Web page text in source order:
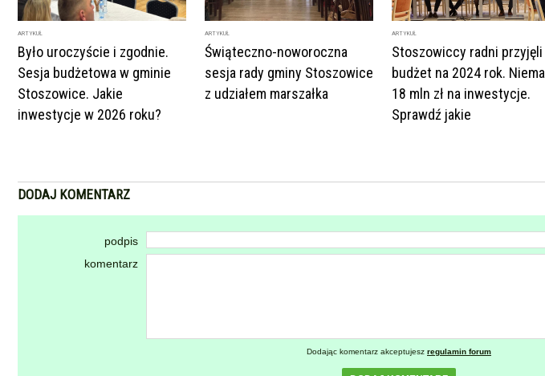
ARTYKUŁ
Było uroczyście i zgodnie.
Sesja budżetowa w gminie
Stoszowice. Jakie
inwestycje w 2026 roku?
ARTYKUŁ
Świąteczno-noworoczna
sesja rady gminy Stoszowice
z udziałem marszałka
ARTYKUŁ
Stoszowiccy radni przyjęli
budżet na 2024 rok. Niemal
18 mln zł na inwestycje.
Sprawdź jakie
DODAJ KOMENTARZ
podpis
komentarz
Dodając komentarz akceptujesz regulamin forum